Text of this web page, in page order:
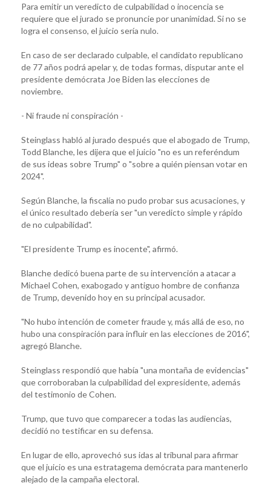
Para emitir un veredicto de culpabilidad o inocencia se
requiere que el jurado se pronuncie por unanimidad. Si no se
logra el consenso, el juicio sería nulo.
En caso de ser declarado culpable, el candidato republicano
de 77 años podrá apelar y, de todas formas, disputar ante el
presidente demócrata Joe Biden las elecciones de
noviembre.
- Ni fraude ni conspiración -
Steinglass habló al jurado después que el abogado de Trump,
Todd Blanche, les dijera que el juicio "no es un referéndum
de sus ideas sobre Trump" o "sobre a quién piensan votar en
2024".
Según Blanche, la fiscalía no pudo probar sus acusaciones, y
el único resultado debería ser "un veredicto simple y rápido
de no culpabilidad".
"El presidente Trump es inocente", afirmó.
Blanche dedicó buena parte de su intervención a atacar a
Michael Cohen, exabogado y antiguo hombre de confianza
de Trump, devenido hoy en su principal acusador.
"No hubo intención de cometer fraude y, más allá de eso, no
hubo una conspiración para influir en las elecciones de 2016",
agregó Blanche.
Steinglass respondió que había "una montaña de evidencias"
que corroboraban la culpabilidad del expresidente, además
del testimonio de Cohen.
Trump, que tuvo que comparecer a todas las audiencias,
decidió no testificar en su defensa.
En lugar de ello, aprovechó sus idas al tribunal para afirmar
que el juicio es una estratagema demócrata para mantenerlo
alejado de la campaña electoral.